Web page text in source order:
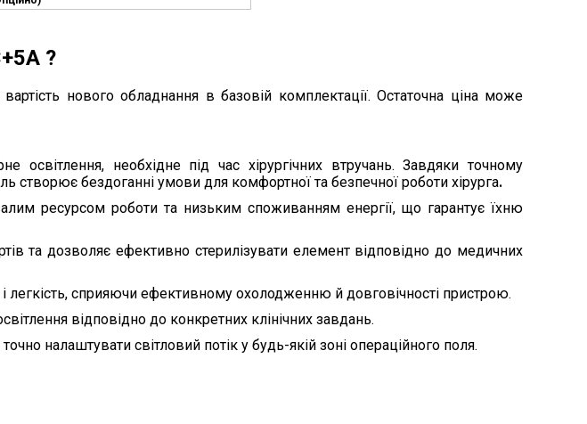
?
нового обладнання в базовій комплектації. Остаточна ціна може
освітлення, необхідне під час хірургічних втручань. Завдяки точному
створює бездоганні умови для комфортної та безпечної роботи хірурга.
ресурсом роботи та низьким споживанням енергії, що гарантує їхню
та дозволяє ефективно стерилізувати елемент відповідно до медичних
легкість, сприяючи ефективному охолодженню й довговічності пристрою.
відповідно до конкретних клінічних завдань.
налаштувати світловий потік у будь-якій зоні операційного поля.